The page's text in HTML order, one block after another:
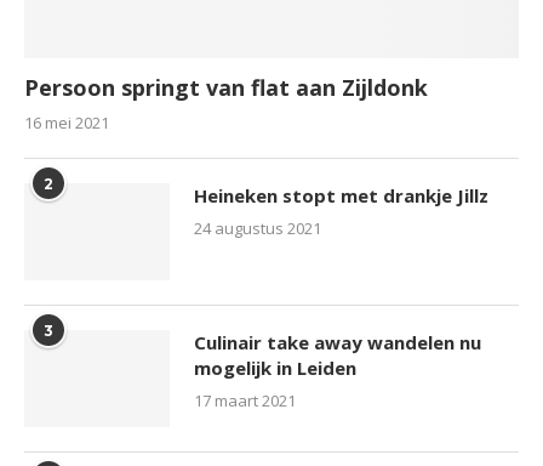
Persoon springt van flat aan Zijldonk
16 mei 2021
2 Heineken stopt met drankje Jillz
24 augustus 2021
3
Culinair take away wandelen nu
mogelijk in Leiden
17 maart 2021